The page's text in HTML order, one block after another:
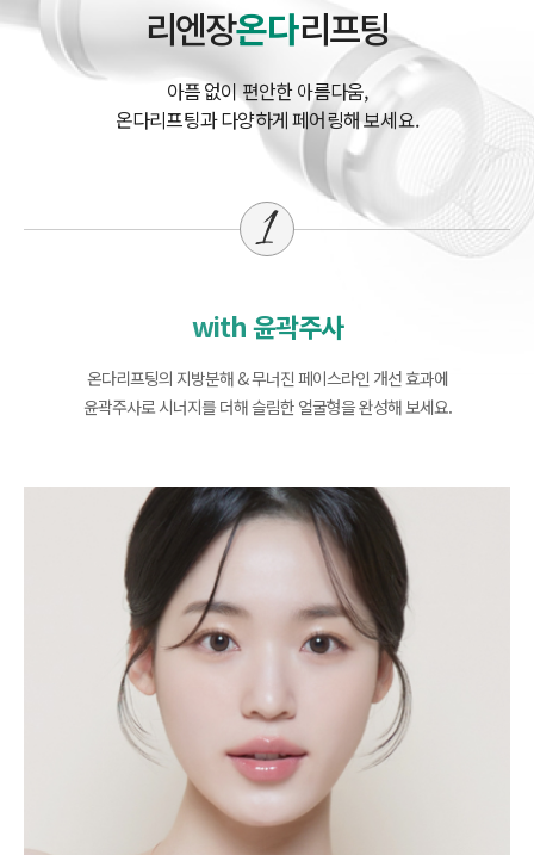
리엔장온다리프팅
아픔 없이 편안한 아름다움,
온다리프팅과 다양하게 페어링해 보세요.
with 윤곽주사
온다리프팅의 지방분해 & 무너진 페이스라인 개선 효과에
윤곽주사로 시너지를 더해 슬림한 얼굴형을 완성해 보세요.